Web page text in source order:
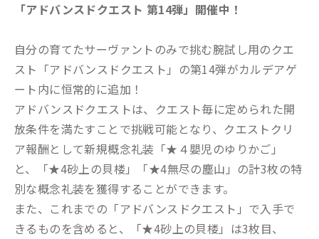
「アドバンスドクエスト 第14弾」開催中！
自分の育てたサーヴァントのみで挑む腕試し用のクエ
スト「アドバンスドクエスト」の第14弾がカルデアゲ
ート内に恒常的に追加！
アドバンスドクエストは、クエスト毎に定められた開
放条件を満たすことで挑戦可能となり、クエストクリ
ア報酬として新規概念礼装「★４嬰児のゆりかご」
と、「★4砂上の貝楼」「★4無尽の塵山」の計3枚の特
別な概念礼装を獲得することができます。
また、これまでの「アドバンスドクエスト」で入手で
きるものを含めると、「★4砂上の貝楼」は3枚目、